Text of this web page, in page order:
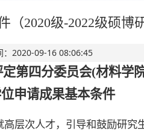
2020级-2022级硕博
：2020-09-16 08:06:45
第四分委员会(材料学
申请成果基本条件
层次人才，引导和鼓励研究